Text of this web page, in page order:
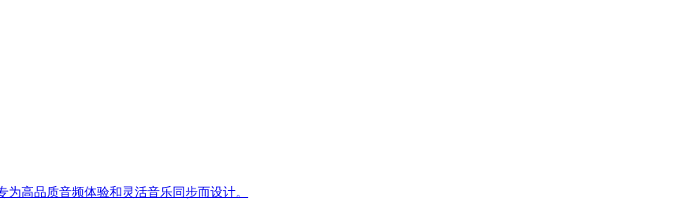
高品质音频体验和灵活音乐同步而设计。